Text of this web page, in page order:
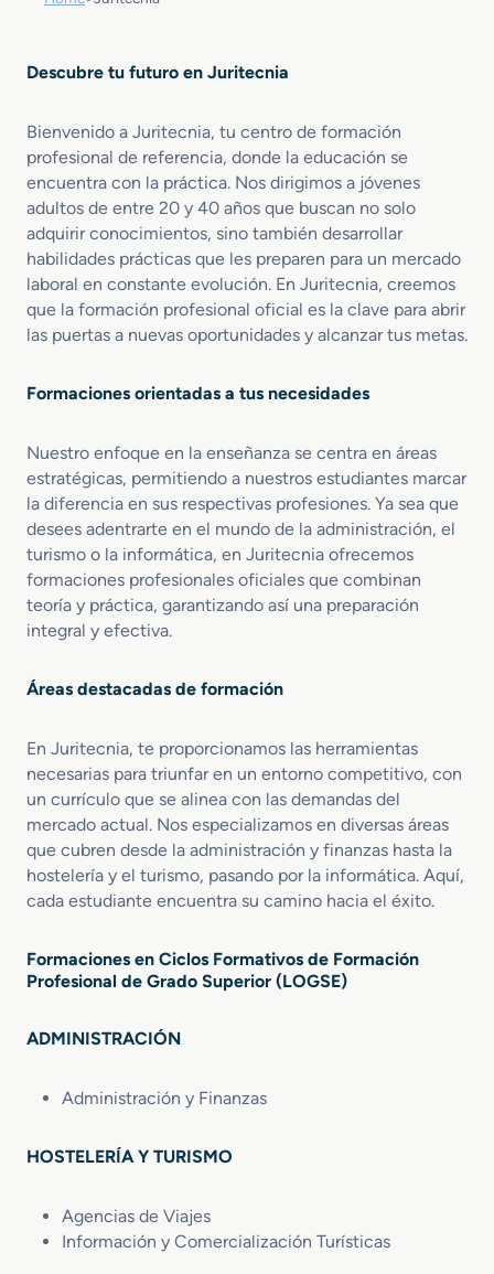
Descubre tu futuro en Juritecnia
Bienvenido a Juritecnia, tu centro de formación
profesional de referencia, donde la educación se
encuentra con la práctica. Nos dirigimos a jóvenes
adultos de entre 20 y 40 años que buscan no solo
adquirir conocimientos, sino también desarrollar
habilidades prácticas que les preparen para un mercado
laboral en constante evolución. En Juritecnia, creemos
que la formación profesional oficial es la clave para abrir
las puertas a nuevas oportunidades y alcanzar tus metas.
Formaciones orientadas a tus necesidades
Nuestro enfoque en la enseñanza se centra en áreas
estratégicas, permitiendo a nuestros estudiantes marcar
la diferencia en sus respectivas profesiones. Ya sea que
desees adentrarte en el mundo de la administración, el
turismo o la informática, en Juritecnia ofrecemos
formaciones profesionales oficiales que combinan
teoría y práctica, garantizando así una preparación
integral y efectiva.
Áreas destacadas de formación
En Juritecnia, te proporcionamos las herramientas
necesarias para triunfar en un entorno competitivo, con
un currículo que se alinea con las demandas del
mercado actual. Nos especializamos en diversas áreas
que cubren desde la administración y finanzas hasta la
hostelería y el turismo, pasando por la informática. Aquí,
cada estudiante encuentra su camino hacia el éxito.
Formaciones en Ciclos Formativos de Formación
Profesional de Grado Superior (LOGSE)
ADMINISTRACIÓN
Administración y Finanzas
HOSTELERÍA Y TURISMO
Agencias de Viajes
Información y Comercialización Turísticas